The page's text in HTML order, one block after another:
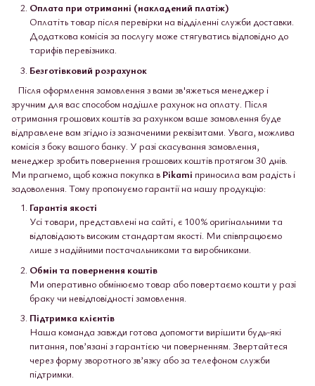
Оплата при отриманні (накладений платіж)
Оплатіть товар після перевірки на відділенні служби доставки.
Додаткова комісія за послугу може стягуватись відповідно до
тарифів перевізника.
Безготівковий розрахунок
Після оформлення замовлення з вами зв'яжеться менеджер і
зручним для вас способом надішле рахунок на оплату. Після
отримання грошових коштів за рахунком ваше замовлення буде
відправлене вам згідно із зазначеними реквізитами. Увага, можлива
комісія з боку вашого банку. У разі скасування замовлення,
менеджер зробить повернення грошових коштів протягом 30 днів.
Ми прагнемо, щоб кожна покупка в Pikami приносила вам радість і
задоволення. Тому пропонуємо гарантії на нашу продукцію:
Гарантія якості
Усі товари, представлені на сайті, є 100% оригінальними та
відповідають високим стандартам якості. Ми співпрацюємо
лише з надійними постачальниками та виробниками.
Обмін та повернення коштів
Ми оперативно обмінюємо товар або повертаємо кошти у разі
браку чи невідповідності замовлення.
Підтримка клієнтів
Наша команда завжди готова допомогти вирішити будь-які
питання, пов’язані з гарантією чи поверненням. Звертайтеся
через форму зворотного зв’язку або за телефоном служби
підтримки.